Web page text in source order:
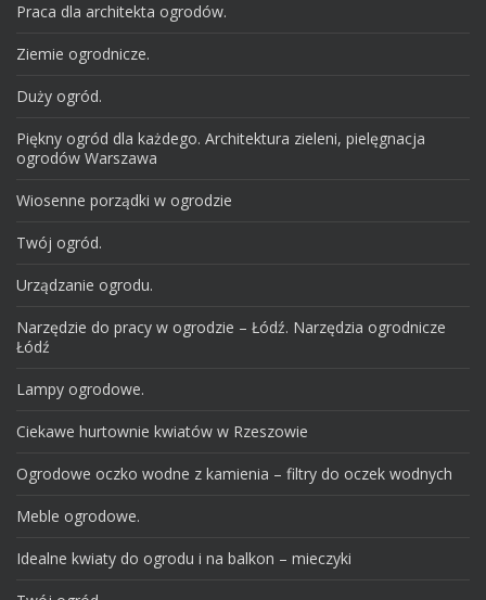
Praca dla architekta ogrodów.
Ziemie ogrodnicze.
Duży ogród.
Piękny ogród dla każdego. Architektura zieleni, pielęgnacja
ogrodów Warszawa
Wiosenne porządki w ogrodzie
Twój ogród.
Urządzanie ogrodu.
Narzędzie do pracy w ogrodzie – Łódź. Narzędzia ogrodnicze
Łódź
Lampy ogrodowe.
Ciekawe hurtownie kwiatów w Rzeszowie
Ogrodowe oczko wodne z kamienia – filtry do oczek wodnych
Meble ogrodowe.
Idealne kwiaty do ogrodu i na balkon – mieczyki